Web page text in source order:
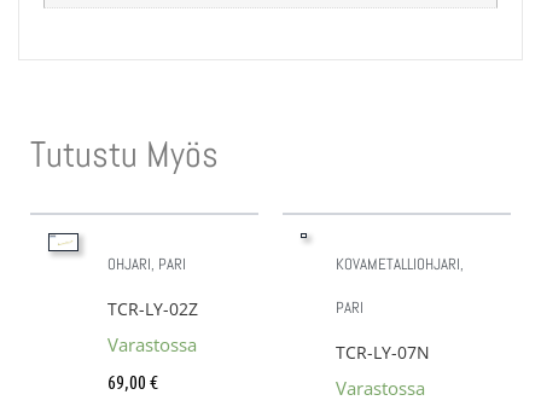
Tutustu Myös
OHJARI, PARI
TCR-LY-02Z
Varastossa
69,00 €
KOVAMETALLIOHJARI,
PARI
TCR-LY-07N
Varastossa